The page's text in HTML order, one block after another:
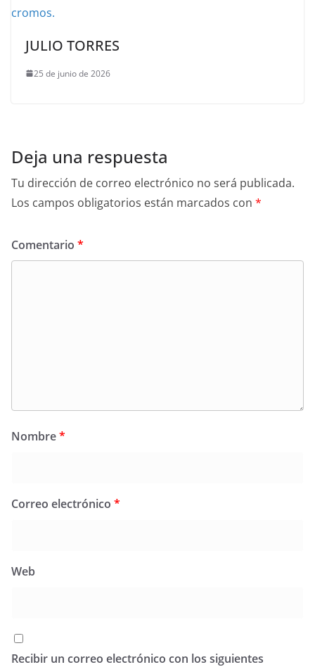
JULIO TORRES
25 de junio de 2026
Deja una respuesta
Tu dirección de correo electrónico no será publicada.
Los campos obligatorios están marcados con *
Comentario *
Nombre*
Correo electrónico *
Web
Recibir un correo electrónico con los siguientes